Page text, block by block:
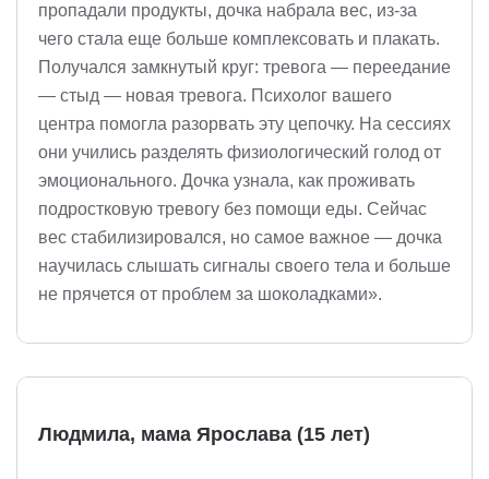
пропадали продукты, дочка набрала вес, из-за
чего стала еще больше комплексовать и плакать.
Получался замкнутый круг: тревога — переедание
— стыд — новая тревога. Психолог вашего
центра помогла разорвать эту цепочку. На сессиях
они учились разделять физиологический голод от
эмоционального. Дочка узнала, как проживать
подростковую тревогу без помощи еды. Сейчас
вес стабилизировался, но самое важное — дочка
научилась слышать сигналы своего тела и больше
не прячется от проблем за шоколадками».
Людмила, мама Ярослава (15 лет)